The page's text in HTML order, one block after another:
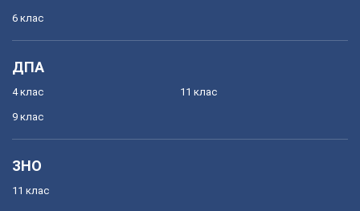
6 клас
ДПА
4 клас
9 клас
11 клас
ЗНО
11 клас